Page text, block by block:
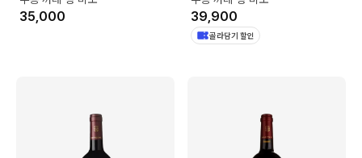
35,000 39,900
골라담기 할인